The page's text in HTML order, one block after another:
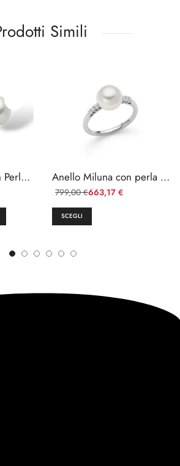
Simili
Orecchini Miluna in Perle d’Acqua Dolce Anello Miluna con perla e diamanti
663,17 €
799,00€
SCEGLI